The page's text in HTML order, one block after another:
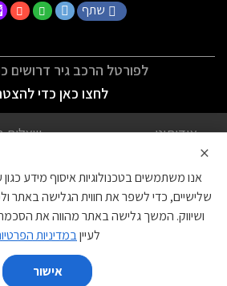
שתף
לפורטל הרכב גיר דרושים
לחצו כאן כדי
אודותינו
שאלות
הצהרת נגישות
צור
עוגיות
×
אנו משתמשים בטכנולוגיות איסוף מידע
שלישיים, כדי לשפר את חווית הגלישה באתר
ושיווק. המשך גלישה באתר מהווה את
לעייןבמדיניות
אישור